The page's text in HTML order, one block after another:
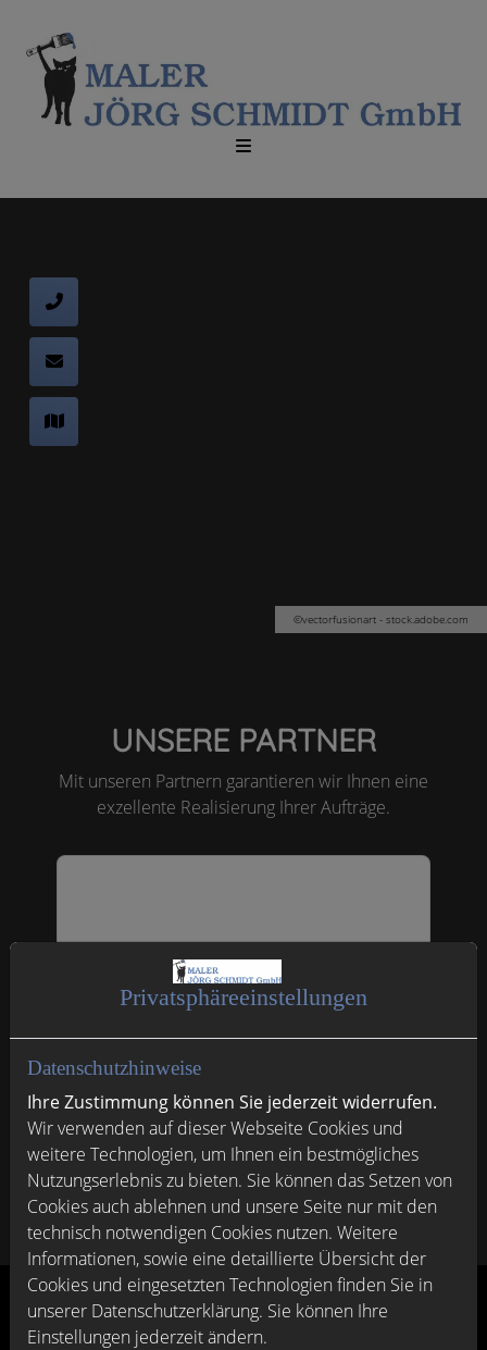
©vectorfusionart - stock.adobe.com
UNSERE PARTNER
Mit unseren Partnern garantieren wir Ihnen eine
exzellente Realisierung Ihrer Aufträge.
Haustechnikhandel Halle-Dessau KG
Privatsphäre­einstellungen
Datenschutzhinweise
Ihre Zustimmung können Sie jederzeit widerrufen.
Wir verwenden auf dieser Webseite Cookies und
weitere Technologien, um Ihnen ein bestmögliches
Nutzungserlebnis zu bieten. Sie können das Setzen von
Cookies auch ablehnen und unsere Seite nur mit den
technisch notwendigen Cookies nutzen. Weitere
Informationen, sowie eine detaillierte Übersicht der
Cookies und eingesetzten Technologien finden Sie in
unserer Datenschutzerklärung. Sie können Ihre
Einstellungen jederzeit ändern.